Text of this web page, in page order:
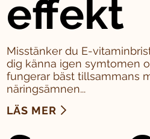
effekt
Misstänker du E-
dig känna igen symtomen
fungerar bäst tillsammans
näringsämnen...
LÄS MER